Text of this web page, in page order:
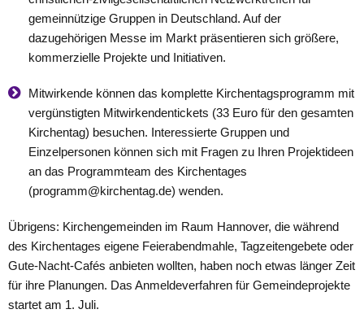
gemeinnützige Gruppen in Deutschland. Auf der
dazugehörigen Messe im Markt präsentieren sich größere,
kommerzielle Projekte und Initiativen.
Mitwirkende können das komplette Kirchentagsprogramm mit
vergünstigten Mitwirkendentickets (33 Euro für den gesamten
Kirchentag) besuchen. Interessierte Gruppen und
Einzelpersonen können sich mit Fragen zu Ihren Projektideen
an das Programmteam des Kirchentages
(programm@kirchentag.de) wenden.
Übrigens: Kirchengemeinden im Raum Hannover, die während
des Kirchentages eigene Feierabendmahle, Tagzeitengebete oder
Gute-Nacht-Cafés anbieten wollten, haben noch etwas länger Zeit
für ihre Planungen. Das Anmeldeverfahren für Gemeindeprojekte
startet am 1. Juli.